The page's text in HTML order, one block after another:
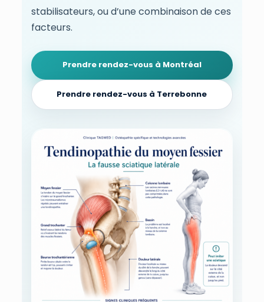
stabilisateurs, ou d’une combinaison de ces
facteurs.
Prendre rendez-vous à Montréal
Prendre rendez-vous à Terrebonne